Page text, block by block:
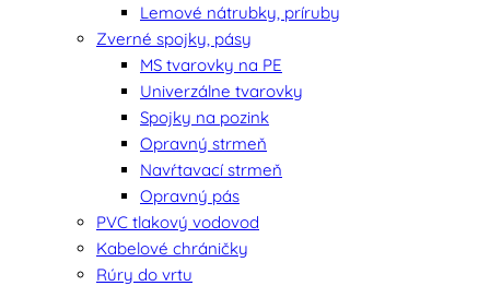
Lemové nátrubky, príruby
Zverné spojky, pásy
MS tvarovky na PE
Univerzálne tvarovky
Spojky na pozink
Opravný strmeň
Navŕtavací strmeň
Opravný pás
PVC tlakový vodovod
Kabelové chráničky
Rúry do vrtu